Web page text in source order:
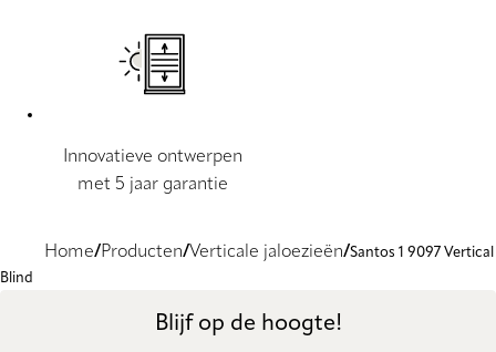
Innovatieve ontwerpen
met 5 jaar garantie
Home Producten Verticale jaloezieën Santos 1 9097 Vertical
Blind
Blijf op de hoogte!